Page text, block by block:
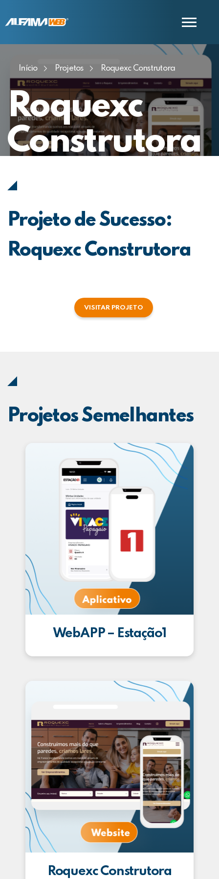
COMERCIAL
SUPORTE
Início Projetos Roquexc Construtora
Roquexc
Construtora
Projeto de Sucesso:
Roquexc Construtora
VISITAR PROJETO
Projetos Semelhantes
WebAPP – Estação1
Roquexc Construtora